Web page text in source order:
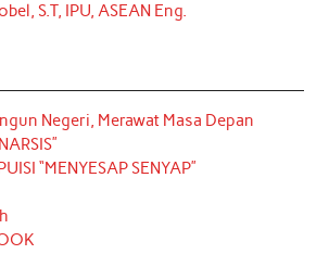
S.T, IPU, ASEAN Eng.
Negeri, Merawat Masa Depan
“MENYESAP SENYAP”